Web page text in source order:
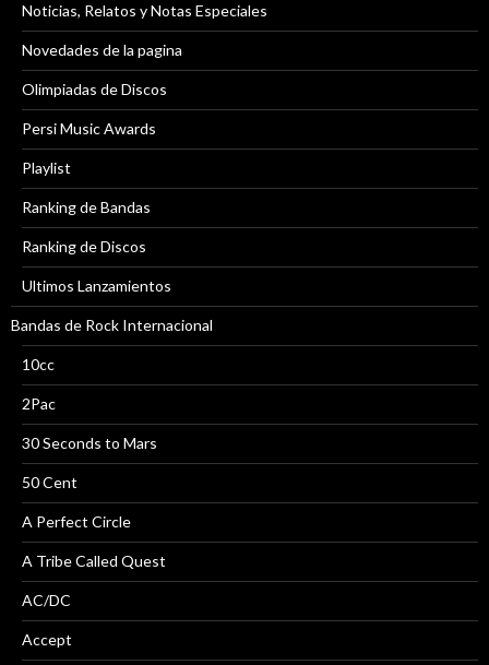
Noticias, Relatos y Notas Especiales
Novedades de la pagina
Olimpiadas de Discos
Persi Music Awards
Playlist
Ranking de Bandas
Ranking de Discos
Ultimos Lanzamientos
Bandas de Rock Internacional
10cc
2Pac
30 Seconds to Mars
50 Cent
A Perfect Circle
A Tribe Called Quest
AC/DC
Accept